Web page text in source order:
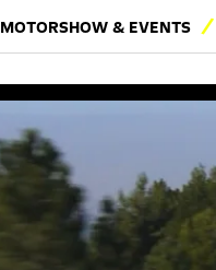
MOTORSHOW & EVENTS